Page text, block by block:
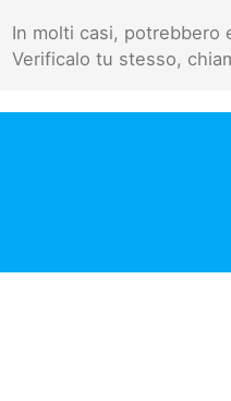
In molti casi, potrebbero
Verificalo tu stesso,